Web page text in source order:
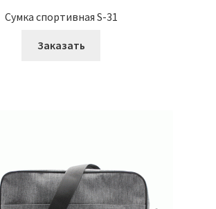
Сумка спортивная S-31
Заказать